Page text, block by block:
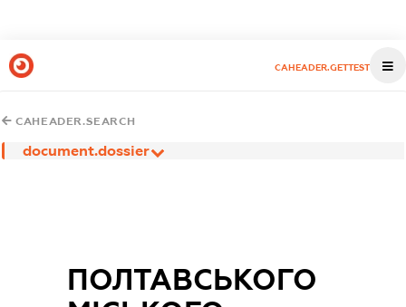
CAHEADER.GETTEST
CAHEADER.SEARCH
document.dossier
ПОЛТАВСЬКОГО